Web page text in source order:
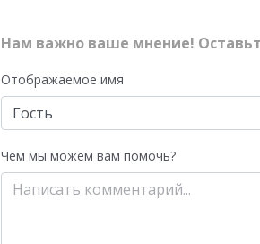
Нам важно ваше мнение!
Отображаемое имя
Чем мы можем вам помочь?